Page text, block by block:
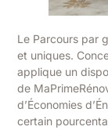
Le Parcours par
et uniques.
applique un
de
d’Économies
certain